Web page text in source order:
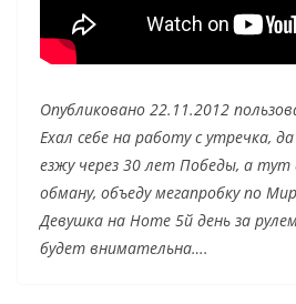
Опубликовано 22.11.2012
Ехал себе на работу с утречка,
езжу через 30 лет Победы, а тут
обману, объеду мегапробку по
Девушка на Ноте 5й день за
будет внимательна….